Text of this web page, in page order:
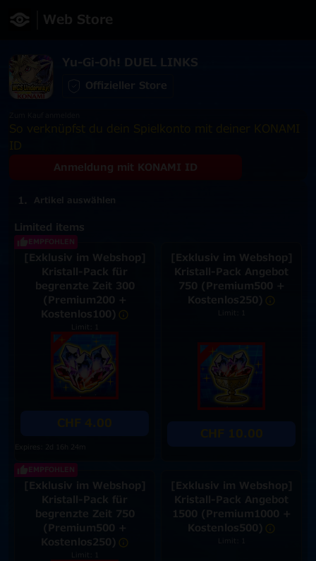
Web Store
Yu-Gi-Oh! DUEL LINKS
Offizieller Store
So verknüpfst du dein Spielkonto mit deiner KONAMI
ID
Anmeldung mit KONAMI ID
Artikel auswählen
Limited items
[Exklusiv im Webshop]
Kristall-Pack für
begrenzte Zeit 300
(Premium200 +
Kostenlos100)
Limit: 1
Expires: 2d 16h 24m
EMPFOHLEN
[Exklusiv im Webshop]
Kristall-Pack Angebot
750 (Premium500 +
Kostenlos250)
Limit: 1
[Exklusiv im Webshop]
Kristall-Pack für
begrenzte Zeit 750
(Premium500 +
Kostenlos250)
Limit: 1
EMPFOHLEN
[Exklusiv im Webshop]
Kristall-Pack Angebot
1500 (Premium1000 +
Kostenlos500)
Limit: 1